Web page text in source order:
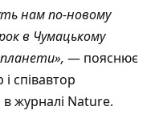
нам по-новому
в Чумацькому
— пояснює
співавтор
в журналі Nature.